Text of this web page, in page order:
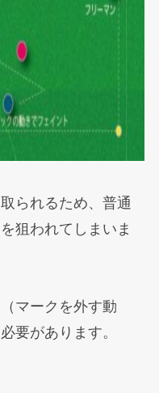
られるため、普通
狙われてしまいま
マークを外す動
要があります。